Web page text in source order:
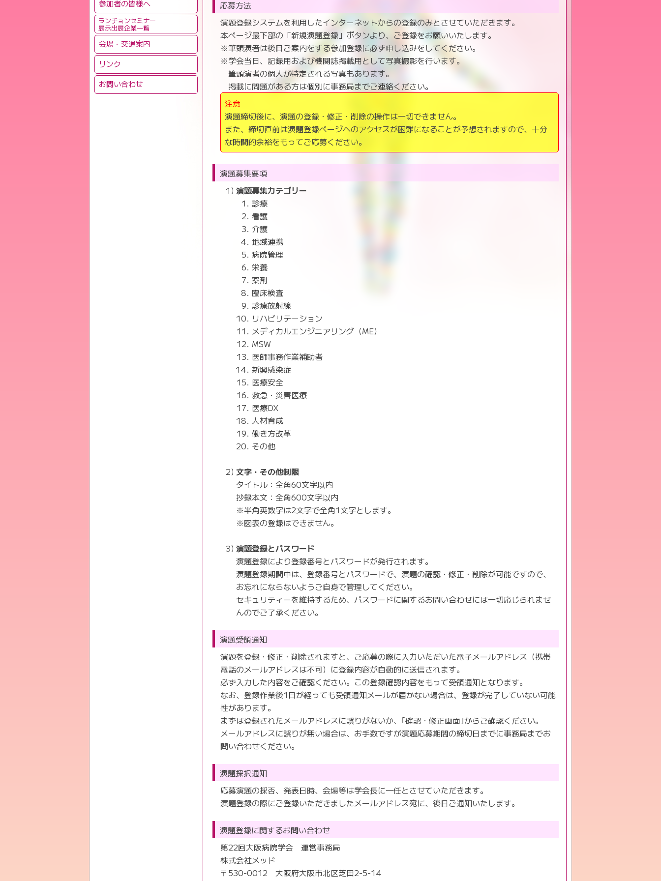
参加者の皆様へ
ランチョンセミナー
展示出展企業一覧
会場・交通案内
リンク
お問い合わせ
応募方法
演題登録システムを利用したインターネットからの登録のみとさせていただきます。
本ページ最下部の「新規演題登録」ボタンより、ご登録をお願いいたします。
※筆頭演者は後日ご案内をする参加登録に必ず申し込みをしてください。
※学会当日、記録用および機関誌掲載用として写真撮影を行います。
筆頭演者の個人が特定される写真もあります。
掲載に問題がある方は個別に事務局までご連絡ください。
注意
演題締切後に、演題の登録・修正・削除の操作は一切できません。
また、締切直前は演題登録ページへのアクセスが困難になることが予想されますので、十分
な時間的余裕をもってご応募ください。
演題募集要項
演題募集カテゴリー
診療
看護
介護
地域連携
病院管理
栄養
薬剤
臨床検査
診療放射線
リハビリテーション
メディカルエンジニアリング（ME）
MSW
医師事務作業補助者
新興感染症
医療安全
救急・災害医療
医療DX
人材育成
働き方改革
その他
文字・その他制限
タイトル：全角60文字以内
抄録本文：全角600文字以内
※半角英数字は2文字で全角1文字とします。
※図表の登録はできません。
演題登録とパスワード
演題登録により登録番号とパスワードが発行されます。
演題登録期間中は、登録番号とパスワードで、演題の確認・修正・削除が可能ですので、
お忘れにならないようご自身で管理してください。
セキュリティーを維持するため、パスワードに関するお問い合わせには一切応じられませ
んのでご了承ください。
演題受領通知
演題を登録・修正・削除されますと、ご応募の際に入力いただいた電子メールアドレス（携帯
電話のメールアドレスは不可）に登録内容が自動的に送信されます。
必ず入力した内容をご確認ください。この登録確認内容をもって受領通知となります。
なお、登録作業後1日が経っても受領通知メールが届かない場合は、登録が完了していない可能
性があります。
まずは登録されたメールアドレスに誤りがないか、｢確認・修正画面｣からご確認ください。
メールアドレスに誤りが無い場合は、お手数ですが演題応募期間の締切日までに事務局までお
問い合わせください。
演題採択通知
応募演題の採否、発表日時、会場等は学会長に一任とさせていただきます。
演題登録の際にご登録いただきましたメールアドレス宛に、後日ご通知いたします。
演題登録に関するお問い合わせ
第22回大阪病院学会 運営事務局
株式会社メッド
〒530-0012 大阪府大阪市北区芝田2-5-14